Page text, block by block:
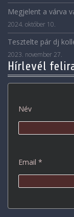
Megjelent a várva
2024. október 10.
Tesztelte pár dj
2023. november 27.
Hírlevél
Név
Email *